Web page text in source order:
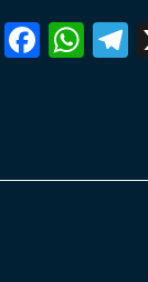
Fa W
pp